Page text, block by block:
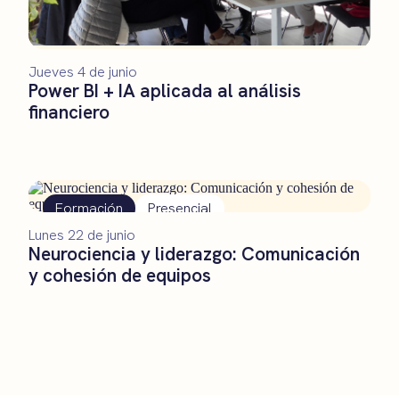
Power BI + IA aplicada al análisis
financiero
Jueves 4 de junio
Formación Presencial
Neurociencia y liderazgo: Comunicación
y cohesión de equipos
Lunes 22 de junio